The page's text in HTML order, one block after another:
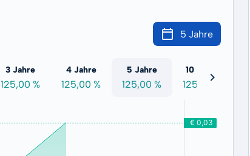
5 Jahre
3 Jahre
125,00 %
4 Jahre
125,00 %
5 Jahre
125,00 %
10 Jahre
125,00 %